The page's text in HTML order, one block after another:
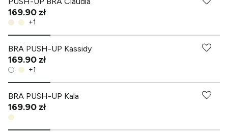
169.90 zł
+1
-70% przy zakupach za min. 349 zł
BRA PUSH-UP Kassidy
169.90 zł
+1
-70% przy zakupach za min. 349 zł
BRA PUSH-UP Kala
169.90 zł